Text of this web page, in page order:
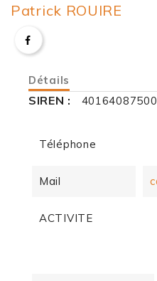
Patrick ROUIRE
Détails
SIREN :
Téléphone
Mail
ACTIVITE